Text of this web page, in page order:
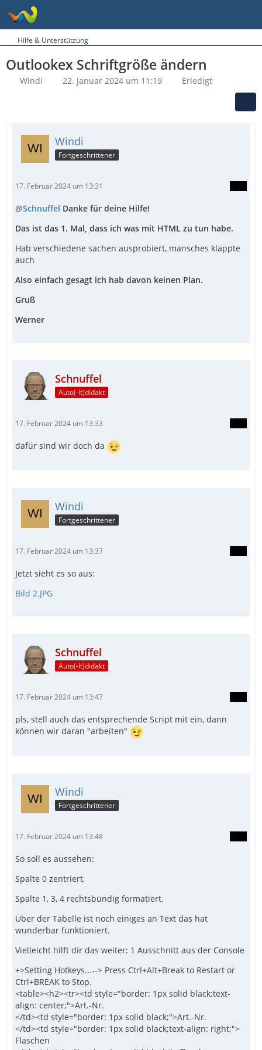
Hilfe & Unterstützung
Outlookex Schriftgröße ändern
Windi 22. Januar 2024 um 11:19 Erledigt
Windi
Fortgeschrittener
17. Februar 2024 um 13:31
@Schnuffel Danke für deine Hilfe!
Das ist das 1. Mal, dass ich was mit HTML zu tun habe.
Hab verschiedene sachen ausprobiert, mansches klappte
auch
Also einfach gesagt ich hab davon keinen Plan.
Gruß
Werner
Schnuffel
Auto(-It)didakt
17. Februar 2024 um 13:33
dafür sind wir doch da
Windi
Fortgeschrittener
17. Februar 2024 um 13:37
Jetzt sieht es so aus:
Bild 2.JPG
Schnuffel
Auto(-It)didakt
17. Februar 2024 um 13:47
pls, stell auch das entsprechende Script mit ein, dann
können wir daran "arbeiten"
Windi
Fortgeschrittener
17. Februar 2024 um 13:48
So soll es aussehen:
Spalte 0 zentriert,
Spalte 1, 3, 4 rechtsbündig formatiert.
Über der Tabelle ist noch einiges an Text das hat
wunderbar funktioniert.
Vielleicht hilft dir das weiter: 1 Ausschnitt aus der Console
+>Setting Hotkeys...--> Press Ctrl+Alt+Break to Restart or
Ctrl+BREAK to Stop.
<table><h2><tr><td style="border: 1px solid black;text-
align: center;">Art.-Nr.
</td><td style="border: 1px solid black;">Art.-Nr.
</td><td style="border: 1px solid black;text-align: right;">
Flaschen